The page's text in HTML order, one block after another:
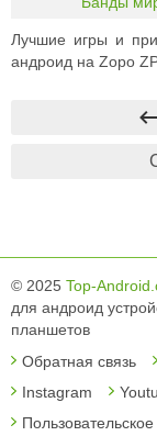
Лучшие игры и
андроид на Zopo
© 2025 Top-
для андроид
планшетов
Обратная связь
Instagram